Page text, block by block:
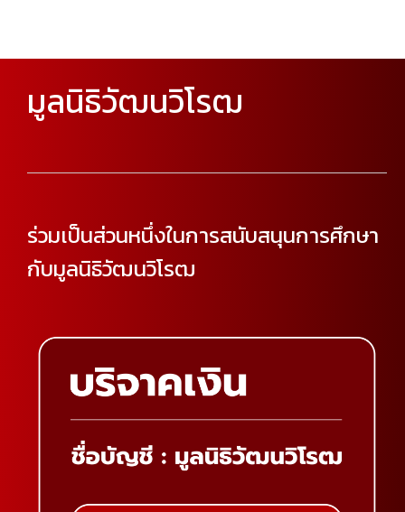
มูลนิธิวัฒนวิโรฒ
ร่วมเป็นส่วนหนึ่งในการสนับสนุนการศึกษา
กับมูลนิธิวัฒนวิโรฒ